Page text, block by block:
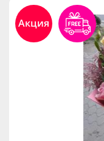
Акция